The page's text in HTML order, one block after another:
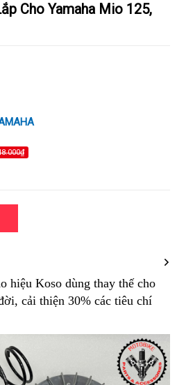
hiệu Koso dùng thay thế cho
cải thiện 30% các tiêu chí